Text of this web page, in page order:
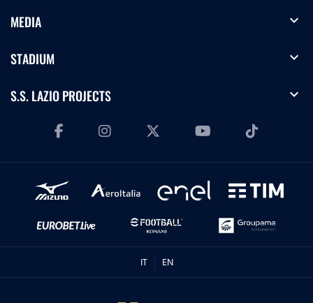
MEDIA expand_more
STADIUM expand_more
S.S. LAZIO PROJECTS expand_more
IT EN